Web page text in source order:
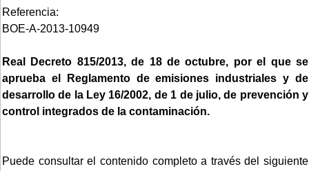
Referencia:
BOE-A-2013-10949
Real Decreto 815/2013, de 18 de octubre, por el que se
aprueba el Reglamento de emisiones industriales y de
desarrollo de la Ley 16/2002, de 1 de julio, de prevención y
control integrados de la contaminación.
Puede consultar el contenido completo a través del siguiente